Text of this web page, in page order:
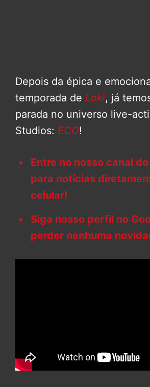
Depois da épica e
temporada de Loki, já
parada no universo live-
Studios: ECO!
Entre no nosso canal
para notícias
celular!
Siga nosso perfil no
perder nenhuma